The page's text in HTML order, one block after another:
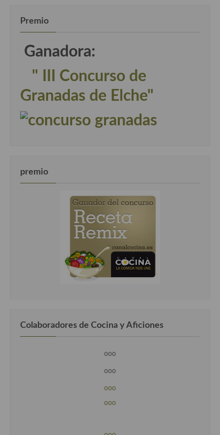
Premio
Ganadora:
" III Concurso de
Granadas de Elche"
premio
Colaboradores de Cocina y Aficiones
ooo
ooo
ooo
ooo